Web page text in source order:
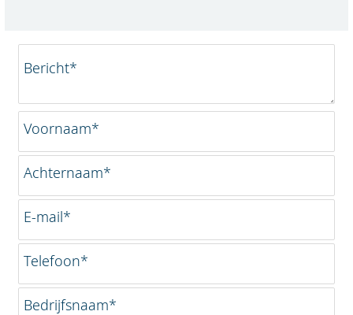
Bericht*
Voornaam*
Achternaam*
E-mail*
Telefoon*
Bedrijfsnaam*